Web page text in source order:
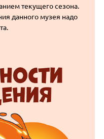
текущего сезона.
данного музея надо